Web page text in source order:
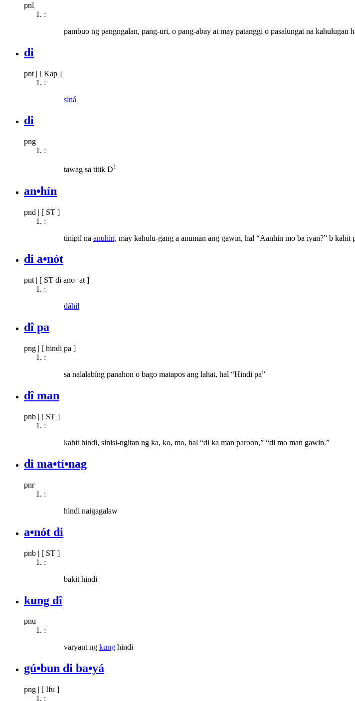
pnl
:
pambuo ng pangngalan, pang-uri, o pang-abay at may patanggi o pasalungat na kahulugan
di
pnt | [ Kap ]
:
siná
di
png
:
tawag sa titik D1
an•hín
pnd | [ ST ]
:
tinipil na anuhin, may kahulu-gang a anuman ang gawin, hal “Aanhin mo ba iyan?” b kahit
di a•nót
pnt | [ ST di ano+at ]
:
dáhil
dî pa
png | [ hindi pa ]
:
sa nalalabíng panahon o bago matapos ang lahat, hal “Hindi pa”
dî man
pnb | [ ST ]
:
kahit hindi, sinisi-ngitan ng ka, ko, mo, hal “di ka man paroon,” “di mo man gawin.”
di ma•tí•nag
pnr
:
hindi naigagalaw
a•nót di
pnb | [ ST ]
:
bakit hindi
kung dî
pnu
:
varyant ng kung hindi
gú•bun di ba•yá
png | [ Ifu ]
: